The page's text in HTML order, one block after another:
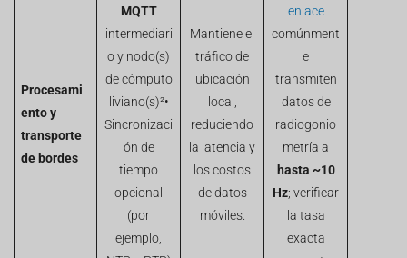
Procesami
ento y
transporte
de bordes
MQTT
intermediari
o y nodo(s)
de cómputo
liviano(s)²•
Sincronizaci
ón de
tiempo
opcional
(por
ejemplo,
Mantiene el
tráfico de
ubicación
local,
reduciendo
la latencia y
los costos
de datos
móviles.
enlace
comúnment
e
transmiten
datos de
radiogonio
metría a
hasta ~10
Hz; verificar
la tasa
exacta